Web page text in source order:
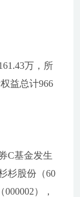
万，所
益总计966
C基金发生
杉股份（60
），